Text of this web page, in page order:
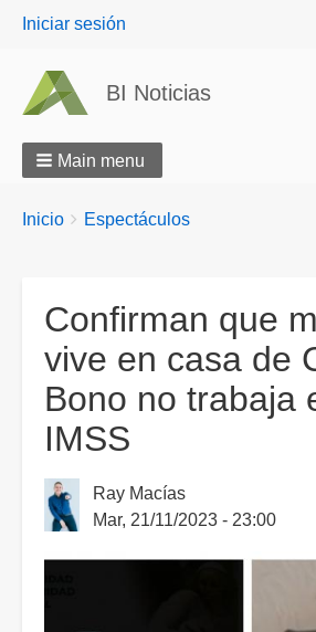
User
Iniciar sesión
BI Noticias
Main menu
Breadcrumbs
You
Inicio Espectáculos
Confirman que
vive en casa de
Bono no trabaja
IMSS
Ray Macías
Mar, 21/11/2023 - 23:00